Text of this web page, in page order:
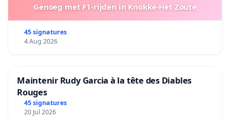
Genoeg met F1-rijden in Knokke-Het Zoute
45 signatures
4 Aug 2026
Maintenir Rudy Garcia à la tête des Diables
Rouges
45 signatures
20 Jul 2026